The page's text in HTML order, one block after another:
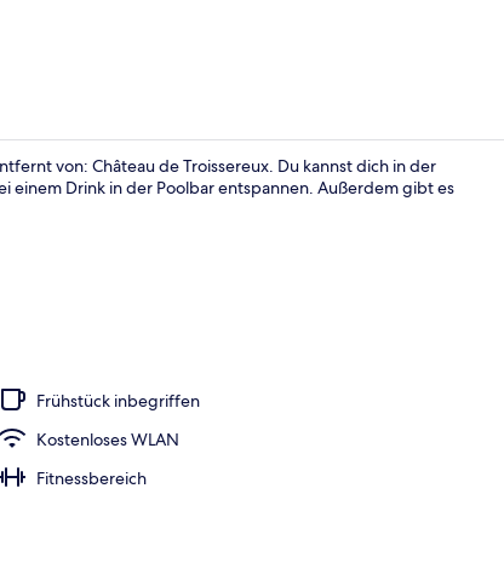
von: Château de Troissereux. Du kannst dich in der
einem Drink in der Poolbar entspannen. Außerdem gibt es
Frühstück inbegriffen
Kostenloses WLAN
Fitnessbereich